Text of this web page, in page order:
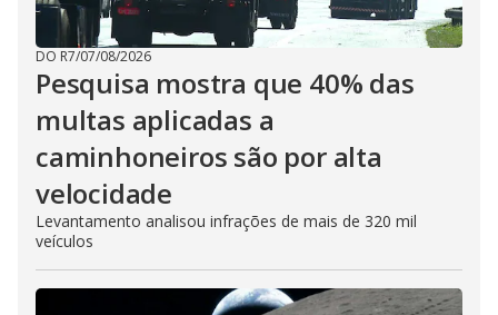
DO R7/07/08/2026
Pesquisa mostra que 40% das
multas aplicadas a
caminhoneiros são por alta
velocidade
Levantamento analisou infrações de mais de 320 mil
veículos